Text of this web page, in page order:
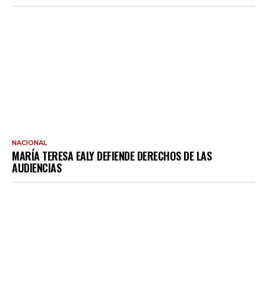
NACIONAL
MARÍA TERESA EALY DEFIENDE DERECHOS DE LAS
AUDIENCIAS